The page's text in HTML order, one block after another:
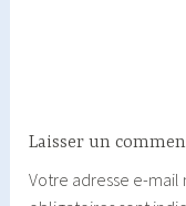
Laisser un
Votre adresse e-mail